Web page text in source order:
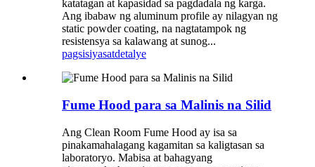
katatagan at kapasidad sa pagdadala ng karga.
Ang ibabaw ng aluminum profile ay nilagyan ng
static powder coating, na nagtatampok ng
resistensya sa kalawang at sunog...
pagsisiyasatdetalye
Fume Hood para sa Malinis na Silid
Ang Clean Room Fume Hood ay isa sa
pinakamahalagang kagamitan sa kaligtasan sa
laboratoryo. Mabisa at bahagyang